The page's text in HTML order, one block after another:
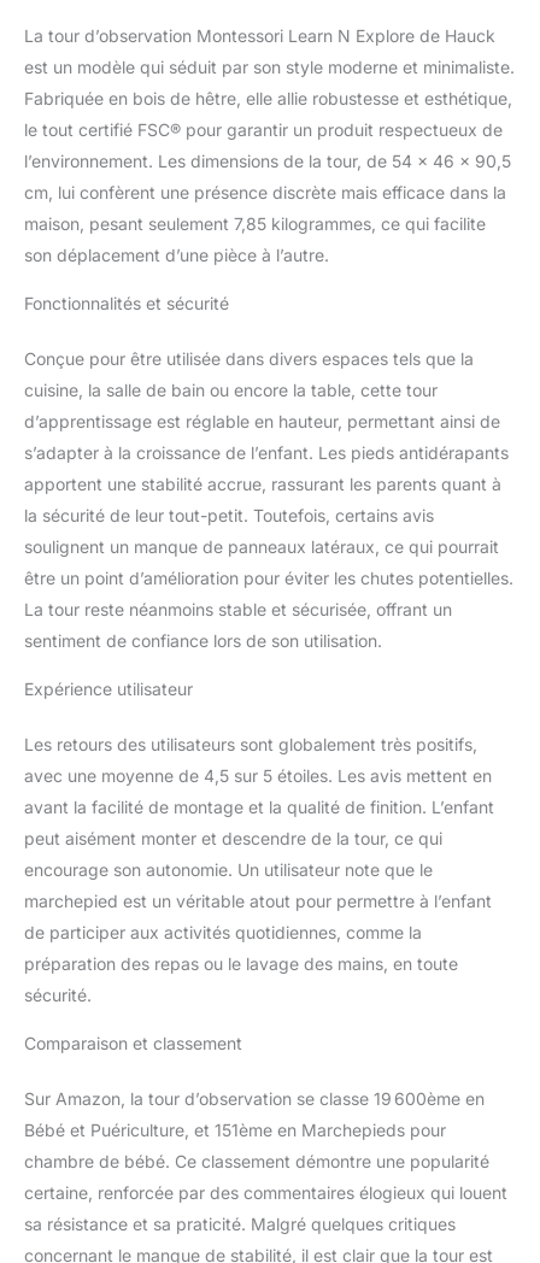
langage, le
développement social et
la confiance en soi de
tour d'apprentissage
enfant certifiée FSC en
bois de hêtre issu de
forêts gérées de manière
responsable ; finition
réglable sur trois
hauteurs pour un usage
évolutif ; Tour d'éveil
bébé pouvant supporter
monter : grâce aux vis et
aux outils inclus, la
chaise montessori enfant
se monte en un clin d’œil
; Planche réglable à l'aide
de deux vis pour une
position stable et sûre
La tour d’observation Montessori Learn N Explore de Hauck
est un modèle qui séduit par son style moderne et minimaliste.
Fabriquée en bois de hêtre, elle allie robustesse et esthétique,
le tout certifié FSC® pour garantir un produit respectueux de
l’environnement. Les dimensions de la tour, de 54 x 46 x 90,5
cm, lui confèrent une présence discrète mais efficace dans la
maison, pesant seulement 7,85 kilogrammes, ce qui facilite
son déplacement d’une pièce à l’autre.
Fonctionnalités et sécurité
Conçue pour être utilisée dans divers espaces tels que la
cuisine, la salle de bain ou encore la table, cette tour
d’apprentissage est réglable en hauteur, permettant ainsi de
s’adapter à la croissance de l’enfant. Les pieds antidérapants
apportent une stabilité accrue, rassurant les parents quant à
la sécurité de leur tout-petit. Toutefois, certains avis
soulignent un manque de panneaux latéraux, ce qui pourrait
être un point d’amélioration pour éviter les chutes potentielles.
La tour reste néanmoins stable et sécurisée, offrant un
sentiment de confiance lors de son utilisation.
Expérience utilisateur
Les retours des utilisateurs sont globalement très positifs,
avec une moyenne de 4,5 sur 5 étoiles. Les avis mettent en
avant la facilité de montage et la qualité de finition. L’enfant
peut aisément monter et descendre de la tour, ce qui
encourage son autonomie. Un utilisateur note que le
marchepied est un véritable atout pour permettre à l’enfant
de participer aux activités quotidiennes, comme la
préparation des repas ou le lavage des mains, en toute
sécurité.
Comparaison et classement
Sur Amazon, la tour d’observation se classe 19 600ème en
Bébé et Puériculture, et 151ème en Marchepieds pour
chambre de bébé. Ce classement démontre une popularité
certaine, renforcée par des commentaires élogieux qui louent
sa résistance et sa praticité. Malgré quelques critiques
concernant le manque de stabilité, il est clair que la tour est